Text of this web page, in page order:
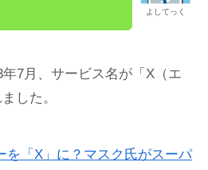
よしてっく
7月、サービス名が「X（エ
した。
を「X」に？マスク氏がスーパ